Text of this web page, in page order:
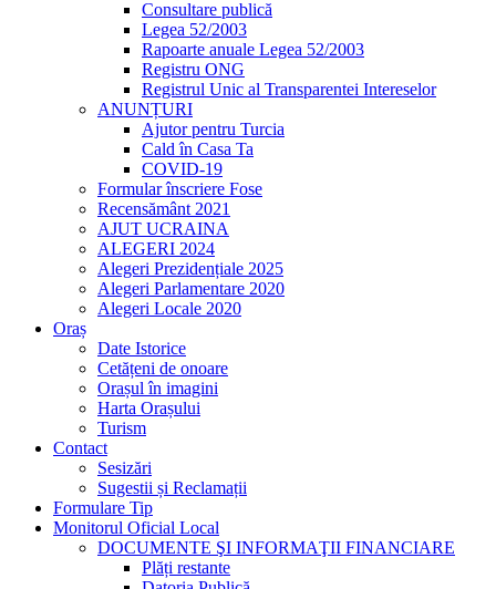
Consultare publică
Legea 52/2003
Rapoarte anuale Legea 52/2003
Registru ONG
Registrul Unic al Transparentei Intereselor
ANUNȚURI
Ajutor pentru Turcia
Cald în Casa Ta
COVID-19
Formular înscriere Fose
Recensământ 2021
AJUT UCRAINA
ALEGERI 2024
Alegeri Prezidențiale 2025
Alegeri Parlamentare 2020
Alegeri Locale 2020
Oraș
Date Istorice
Cetățeni de onoare
Orașul în imagini
Harta Orașului
Turism
Contact
Sesizări
Sugestii și Reclamații
Formulare Tip
Monitorul Oficial Local
DOCUMENTE ŞI INFORMAŢII FINANCIARE
Plăți restante